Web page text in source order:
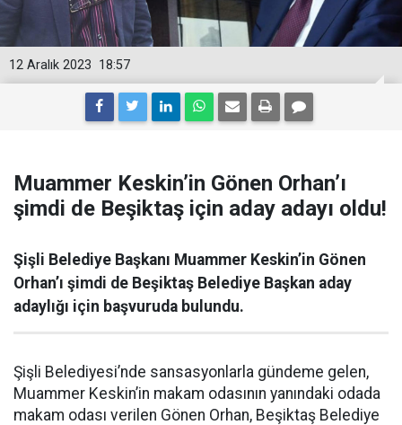
18:57
12 Aralık 2023
Muammer Keskin’in Gönen Orhan’ı
şimdi de Beşiktaş için aday adayı oldu!
Şişli Belediye Başkanı Muammer Keskin’in Gönen
Orhan’ı şimdi de Beşiktaş Belediye Başkan aday
adaylığı için başvuruda bulundu.
Şişli Belediyesi’nde sansasyonlarla gündeme gelen,
Muammer Keskin’in makam odasının yanındaki odada
makam odası verilen Gönen Orhan, Beşiktaş Belediye